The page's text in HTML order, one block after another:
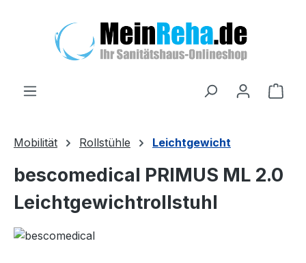
Mobilität Rollstühle Leichtgewicht
bescomedical PRIMUS ML 2.0
Leichtgewichtrollstuhl